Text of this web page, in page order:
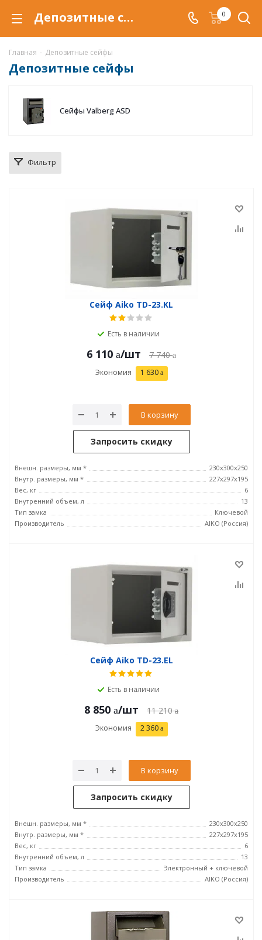
Депозитные сейфы в Самаре, купить депозитные сейфы по низкой цене с доставкой 0
Главная - Депозитные сейфы
Депозитные сейфы
Сейфы Valberg ASD
Фильтр
Сейф Aiko TD-23.KL
Есть в наличии
6 110 /шт 7 740
Экономия 1 630
В корзину
Запросить скидку
Внешн. размеры, мм *
230x300x250
Внутр. размеры, мм *
227x297x195
Вес, кг
6
Внутренний объем, л
13
Тип замка
Ключевой
Производитель
AIKO (Россия)
Сейф Aiko TD-23.EL
Есть в наличии
8 850 /шт 11 210
Экономия 2 360
В корзину
Запросить скидку
Внешн. размеры, мм *
230x300x250
Внутр. размеры, мм *
227x297x195
Вес, кг
6
Внутренний объем, л
13
Тип замка
Электронный + ключевой
Производитель
AIKO (Россия)